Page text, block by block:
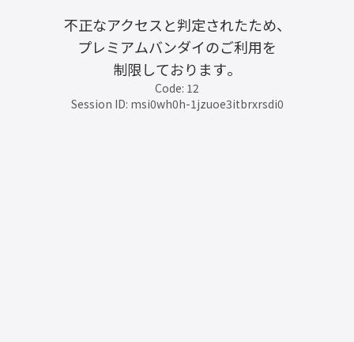
不正なアクセスと判定されたため、
プレミアムバンダイのご利用を
制限しております。
Code: 12
Session ID: msi0wh0h-1jzuoe3itbrxrsdi0